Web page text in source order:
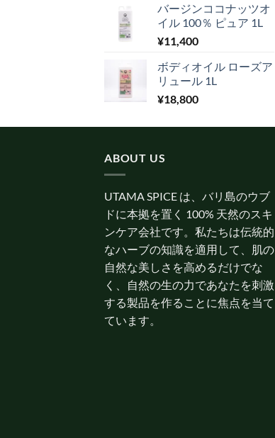
バージンココナッツオ
イル 100％ ピュア 1L
¥11,400
ボディオイル ローズア
リュール 1L
¥18,800
ABOUT US
UTAMA SPICE は、バリ島のウブ
ドに本拠を置く 100% 天然のスキ
ンケア会社です。私たちは伝統的
なハーブの知識を適用して、肌の
自然な美しさを高めるだけでな
く、自然の生の力であなたを刺激
する製品を作ることに焦点を当て
ています。